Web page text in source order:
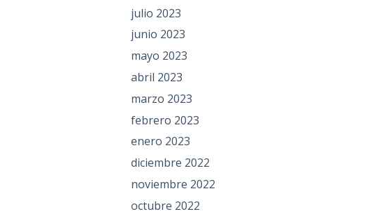
julio 2023
junio 2023
mayo 2023
abril 2023
marzo 2023
febrero 2023
enero 2023
diciembre 2022
noviembre 2022
octubre 2022